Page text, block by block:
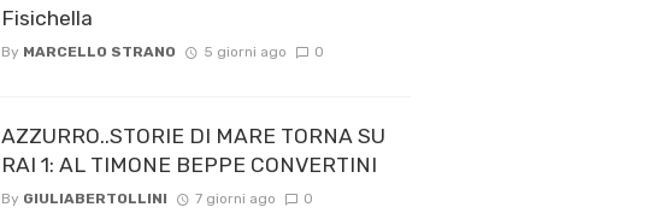
Fisichella
By MARCELLO STRANO 5 giorni ago 0
AZZURRO..STORIE DI MARE TORNA SU
RAI 1: AL TIMONE BEPPE CONVERTINI
By GIULIABERTOLLINI 7 giorni ago 0